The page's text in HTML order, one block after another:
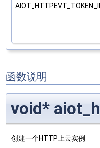
函数说明
void*
创建一个HTTP上云实例